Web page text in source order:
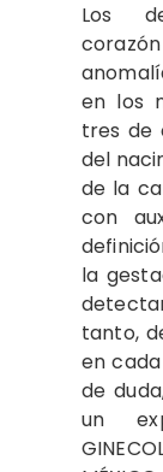
Los
en los
tres de
del
de la
con
la
tanto,
en
de
un